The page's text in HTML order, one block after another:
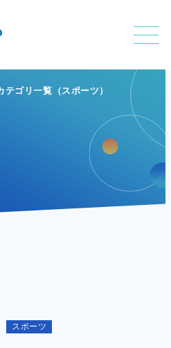
テゴリ一覧（スポーツ）
スポーツ